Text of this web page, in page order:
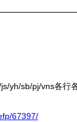
yh/sb/pj/vns各行
67397/